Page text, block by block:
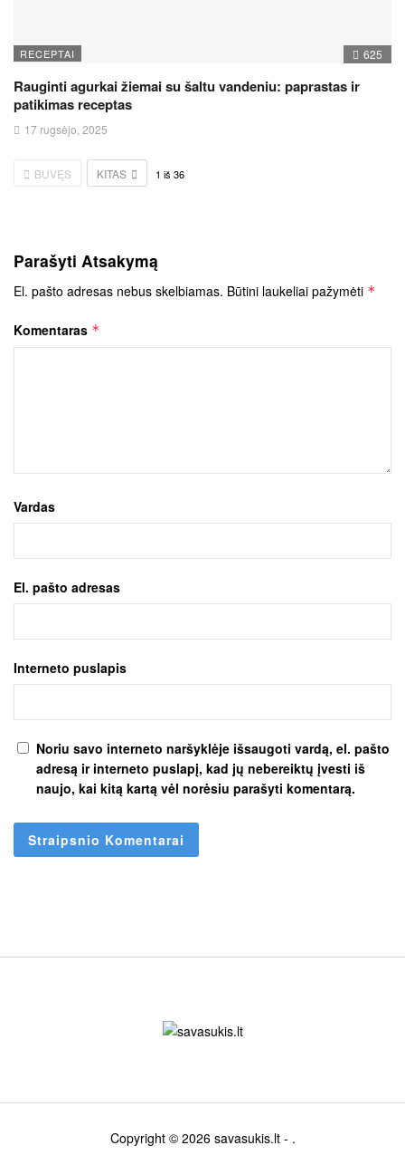
RECEPTAI 625
Rauginti agurkai žiemai su šaltu vandeniu: paprastas ir
patikimas receptas
17 rugsėjo, 2025
BUVĘS KITAS 1 iš 36
Parašyti Atsakymą
El. pašto adresas nebus skelbiamas. Būtini laukeliai pažymėti *
Komentaras *
Vardas
El. pašto adresas
Interneto puslapis
Noriu savo interneto naršyklėje išsaugoti vardą, el. pašto
adresą ir interneto puslapį, kad jų nebereiktų įvesti iš
naujo, kai kitą kartą vėl norėsiu parašyti komentarą.
Copyright © 2026 savasukis.lt- .